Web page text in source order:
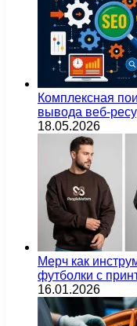
Комплексная
вывода веб-
18.05.2026
Мерч как
футболки с
16.01.2026